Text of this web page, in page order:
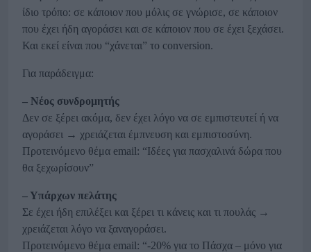
ίδιο τρόπο: σε κάποιον που μόλις σε γνώρισε, σε κάποιον
που έχει ήδη αγοράσει και σε κάποιον που σε έχει ξεχάσει.
Και εκεί είναι που “χάνεται” το conversion.
Για παράδειγμα:
– Νέος συνδρομητής
Δεν σε ξέρει ακόμα, δεν έχει λόγο να σε εμπιστευτεί ή να
αγοράσει → χρειάζεται έμπνευση και εμπιστοσύνη.
Προτεινόμενο θέμα email: “Ιδέες για πασχαλινά δώρα που
θα ξεχωρίσουν”
– Υπάρχων πελάτης
Σε έχει ήδη επιλέξει και ξέρει τι κάνεις και τι πουλάς →
χρειάζεται λόγο να ξαναγοράσει.
Προτεινόμενο θέμα email: “-20% για το Πάσχα – μόνο για